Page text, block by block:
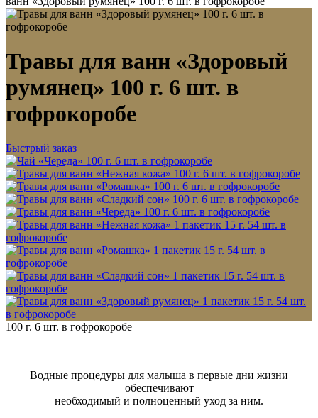
Травы для ванн «Здоровый
румянец» 100 г. 6 шт. в
гофрокоробе
Быстрый заказ
100 г. 6 шт. в гофрокоробе
Водные процедуры для малыша в первые дни жизни
обеспечивают
необходимый и полноценный уход за ним.